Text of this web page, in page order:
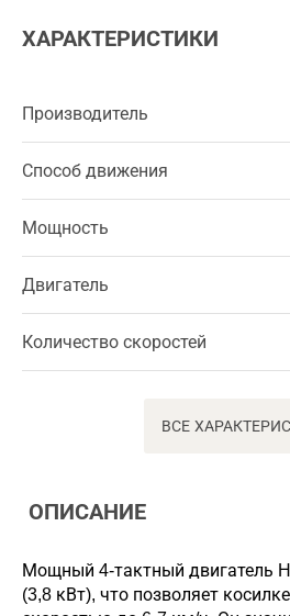
ХАРАКТЕРИСТИКИ
Производитель
Способ движения
Мощность
Двигатель
Количество скоростей
ВСЕ
ОПИСАНИЕ
Мощный 4-тактный двигатель
(3,8 кВт), что позволяет